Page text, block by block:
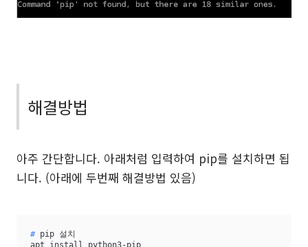
해결방법
아주 간단합니다. 아래처럼 입력하여 pip를 설치하면 됩
니다. (아래에 두번째 해결방법 있음)
# pip 설치